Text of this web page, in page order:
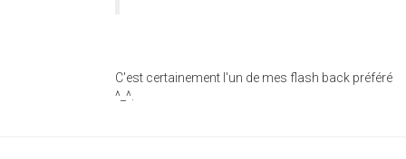
C'est certainement l'un de mes flash back préféré
^_^.